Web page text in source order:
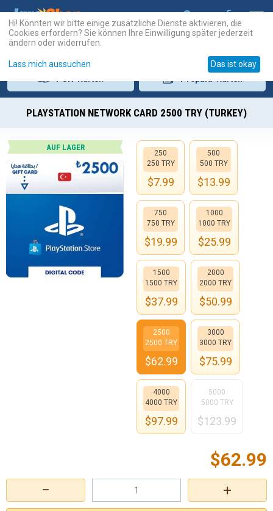
PLAYSTATION NETWORK CARD 2500 TRY (TURKEY)
AUF LAGER
+
−
$62.99
250
250 TRY
$7.99
500
500 TRY
$13.99
750
750 TRY
$19.99
1000
1000 TRY
$25.99
1500
1500 TRY
$37.99
2000
2000 TRY
$50.99
2500
2500 TRY
$62.99
3000
3000 TRY
$75.99
4000
4000 TRY
$97.99
5000
5000 TRY
$123.99
Hi! Könnten wir bitte einige zusätzliche Dienste aktivieren, die
Cookies erfordern? Sie können Ihre Einwilligung später jederzeit
ändern oder widerrufen.
Lass mich aussuchen Das ist okay